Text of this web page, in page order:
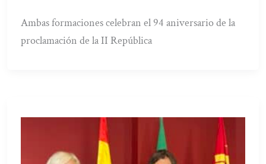
Ambas formaciones celebran el 94 aniversario de la
proclamación de la II República